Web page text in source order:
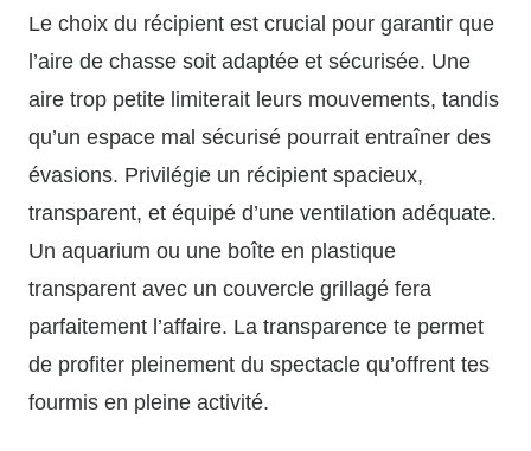
Le choix du récipient est crucial pour garantir que
l’aire de chasse soit adaptée et sécurisée. Une
aire trop petite limiterait leurs mouvements, tandis
qu’un espace mal sécurisé pourrait entraîner des
évasions. Privilégie un récipient spacieux,
transparent, et équipé d’une ventilation adéquate.
Un aquarium ou une boîte en plastique
transparent avec un couvercle grillagé fera
parfaitement l’affaire. La transparence te permet
de profiter pleinement du spectacle qu’offrent tes
fourmis en pleine activité.